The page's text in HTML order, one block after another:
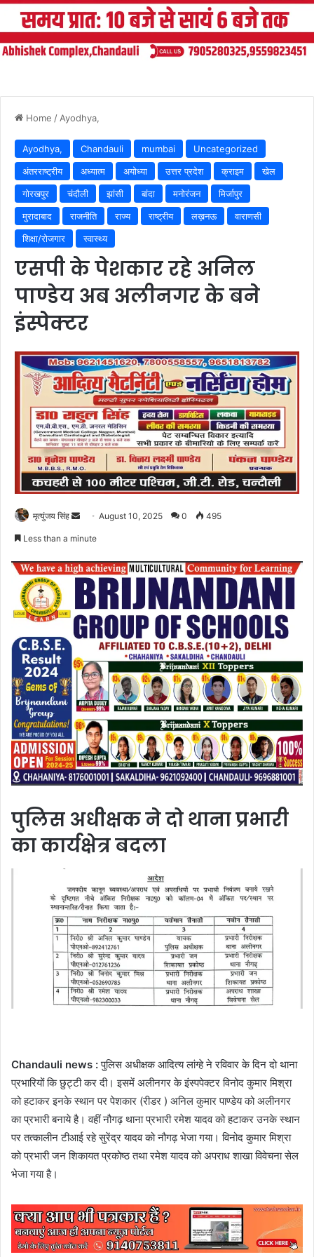
Home / Ayodhya,
Ayodhya, Chandauli mumbai
Uncategorized
अंतरराष्ट्रीय
अध्यात्म अयोध्या उत्तर प्रदेश क्राइम
खेल
गोरखपुर
चंदौली झांसी बांदा मनोरंजन
मिर्जापुर
मुरादाबाद
राजनीति राज्य राष्ट्रीय लख़नऊ
वाराणसी
शिक्षा/रोजगार
स्वास्थ्य
एसपी के पेशकार रहे अनिल
पाण्डेय अब अलीनगर के बने
इंस्पेक्टर
मृत्युंजय सिंह
SendAugust 10, 2025 0 495
Less than a minute
पुलिस अधीक्षक ने दो थाना प्रभारी
का कार्यक्षेत्र बदला
Chandauli news :पुलिस अधीक्षक आदित्य लांग्हे ने रविवार के दिन दो थाना
प्रभारियों कि छुट्टी कर दी। इसमें अलीनगर के इंस्पपेक्टर विनोद कुमार मिश्रा
को हटाकर इनके स्थान पर पेशकार (रीडर ) अनिल कुमार पाण्डेय को अलीनगर
का प्रभारी बनाये है। वहीं नौगढ़ थाना प्रभारी रमेश यादव को हटाकर उनके स्थान
पर तत्कालीन टीआई रहे सुरेंद्र यादव को नौगढ़ भेजा गया। विनोद कुमार मिश्रा
को प्रभारी जन शिकायत प्रकोष्ठ तथा रमेश यादव को अपराध शाखा विवेचना सेल
भेजा गया है।